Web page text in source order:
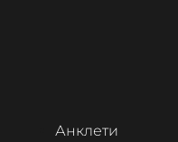
Анклети